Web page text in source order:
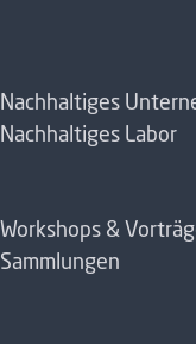
Nachhaltiges
Nachhaltiges Labor
Workshops &
Sammlungen